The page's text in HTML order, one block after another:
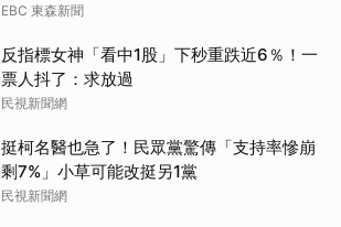
EBC 東森新聞
反指標女神「看中1股」下秒重跌近6％！一
票人抖了：求放過
民視新聞網
挺柯名醫也急了！民眾黨驚傳「支持率慘崩
剩7%」小草可能改挺另1黨
民視新聞網